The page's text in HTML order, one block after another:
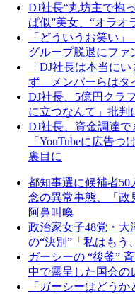
DJ社長“丸坊主で抱
ぱ似”美女、“オラオ
「どういうお笑い
グループ脱退にファ
「DJ社長は本当に
ず メンバーらはタ
DJ社長、5億円クラ
に立つなんて」批判
DJ社長、資金調達で
「YouTubeに広告
裏目に
都知事選に候補者
念の異常事態、「政
阿鼻叫喚
政治家女子48党・大
の“決別”「私はもう
ガーシーの “後釜”
中で露呈した国会の
「ガーシーはどう